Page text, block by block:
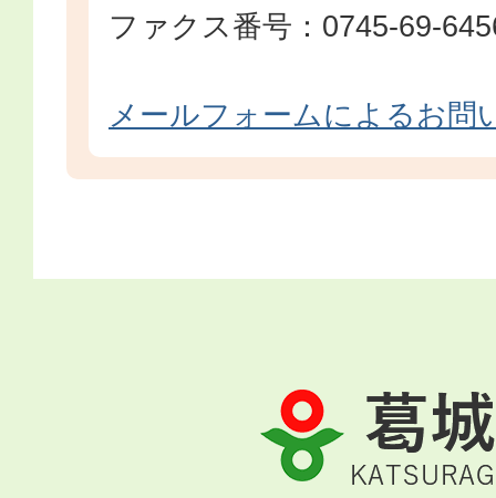
ファクス番号：0745-69-
メールフォームによるお問
葛
城
市